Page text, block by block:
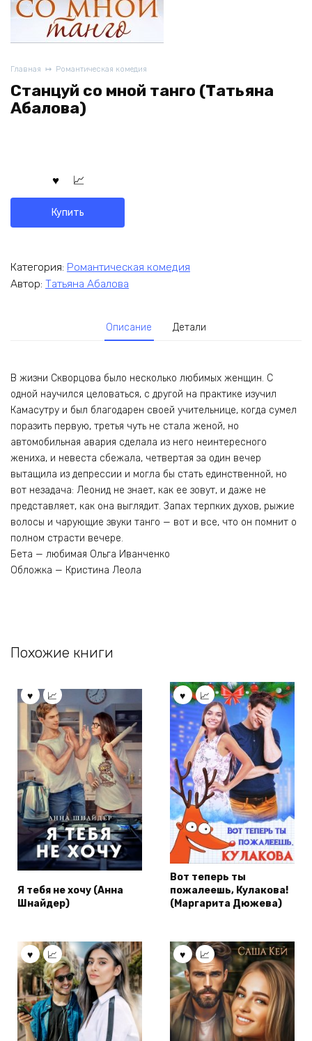
Главная Романтическая комедия
Станцуй со мной танго (Татьяна
Абалова)
Купить
Категория: Романтическая комедия
Автор: Татьяна Абалова
Описание Детали
В жизни Скворцова было несколько любимых женщин. С
одной научился целоваться, с другой на практике изучил
Камасутру и был благодарен своей учительнице, когда сумел
поразить первую, третья чуть не стала женой, но
автомобильная авария сделала из него неинтересного
жениха, и невеста сбежала, четвертая за один вечер
вытащила из депрессии и могла бы стать единственной, но
вот незадача: Леонид не знает, как ее зовут, и даже не
представляет, как она выглядит. Запах терпких духов, рыжие
волосы и чарующие звуки танго — вот и все, что он помнит о
полном страсти вечере.
Бета — любимая Ольга Иванченко
Обложка — Кристина Леола
Похожие книги
Я тебя не хочу (Анна
Шнайдер)
Вот теперь ты
пожалеешь, Кулакова!
(Маргарита Дюжева)